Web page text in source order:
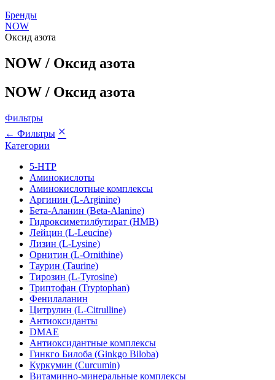
Бренды
NOW
Оксид азота
NOW / Оксид азота
NOW / Оксид азота
Фильтры
← Фильтры ×
Категории
5-HTP
Аминокислоты
Аминокислотные комплексы
Аргинин (L-Arginine)
Бета-Аланин (Beta-Alanine)
Гидроксиметилбутират (HMB)
Лейцин (L-Leucine)
Лизин (L-Lysine)
Орнитин (L-Ornithine)
Таурин (Taurine)
Тирозин (L-Tyrosine)
Триптофан (Tryptophan)
Фенилаланин
Цитрулин (L-Citrulline)
Антиоксиданты
DMAE
Антиоксидантные комплексы
Гинкго Билоба (Ginkgo Biloba)
Куркумин (Curcumin)
Витаминно-минеральные комплексы